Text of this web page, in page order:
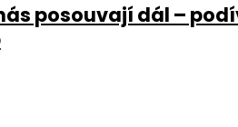
posouvají dál –